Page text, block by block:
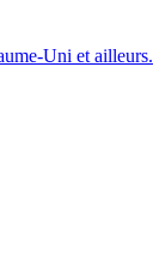
Uni et ailleurs.